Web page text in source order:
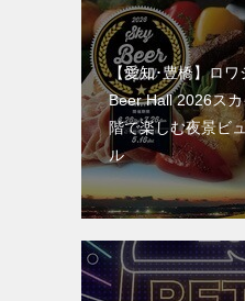
【愛知･豊橋】ロ
Beer Hall 2026ス
階で楽しむ夜景ビ
ル